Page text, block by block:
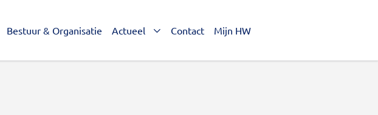
Bestuur & Organisatie Actueel Contact Mijn HW